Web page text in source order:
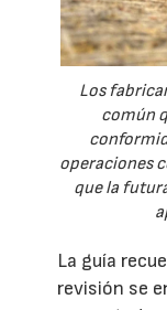
Los
común
operaciones
que la
La guía
revisión se